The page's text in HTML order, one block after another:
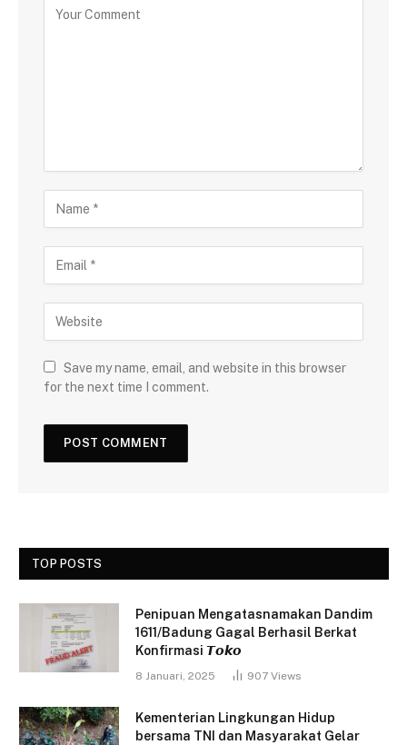
Save my name, email, and website in this browser
for the next time I comment.
TOP POSTS
Penipuan Mengatasnamakan Dandim
1611/Badung Gagal Berhasil Berkat
Konfirmasi 𝙏𝙤𝙠𝙤
8 Januari, 2025 907 Views
Kementerian Lingkungan Hidup
bersama TNI dan Masyarakat Gelar